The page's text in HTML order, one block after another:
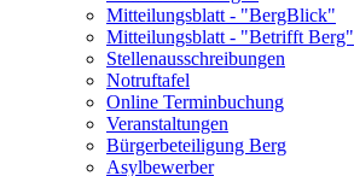
Mitteilungsblatt - "BergBlick"
Mitteilungsblatt - "Betrifft Berg"
Stellenausschreibungen
Notruftafel
Online Terminbuchung
Veranstaltungen
Bürgerbeteiligung Berg
Asylbewerber